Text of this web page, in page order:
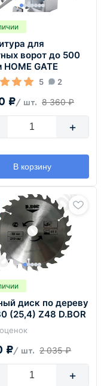
для
ворот до 500
HOME GATE
5 2
₽/ шт. 8 360 ₽
+
В корзину
диск по дереву
(25,4) Z48 D.BOR
₽/ шт. 2 035 ₽
+